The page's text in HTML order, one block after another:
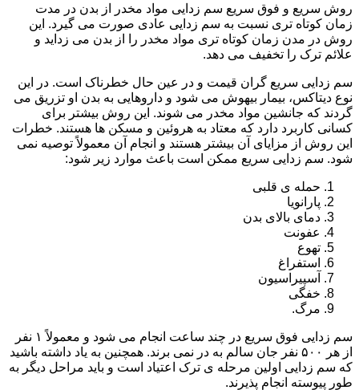
روش سریع و فوق سریع سم زدایی مواد مخدر از بدن در مدت
زمان کوتاه تری نسبت به سم زدایی عادی صورت می گیرد. این
روش در مدن زمان کوتاه تری مواد مخدر را از بدن می زداید و
علائم ترک را تخفیف می دهد.
سم زدایی سریع گران قیمت و در عین حال خطرناک است. در این
نوع دیتاکس، بیمار بیهوش می شود و داروهایی به بدن او تزریق می
گردند که جانشین مواد مخدر می شوند. این روش بیشتر برای
کسانی کاربرد دارد که معتاد به هروئین و مسکن ها هستند. خطرات
این روش از مزایای آن بیشتر هستند و انجام آن معمولاً توصیه نمی
شود. سم زدایی سریع ممکن است باعث موارد زیر شود:
حمله ی قلبی
پارانویا
دمای بالای بدن
عفونت
تهوع
استفراغ
آسپیراسیون
خفگی
مرگ.
سم زدایی فوق سریع در چند ساعت انجام می شود و معمولاً ۱ نفر
از هر ۵۰۰ نفر جان سالم به در نمی برند. همچنین به یاد داشته باشید
که سم زدایی اولین مرحله ی ترک اعتیاد است و باید مراحل دیگر به
طور پیوسته انجام پذیرند.